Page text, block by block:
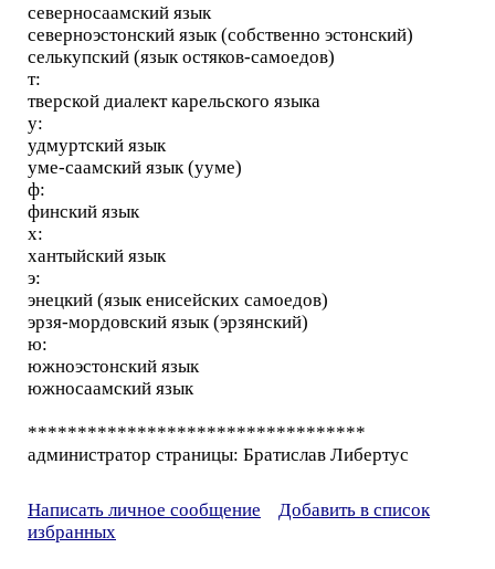
северносаамский язык
северноэстонский язык (собственно эстонский)
селькупский (язык остяков-самоедов)
т:
тверской диалект карельского языка
у:
удмуртский язык
уме-саамский язык (ууме)
ф:
финский язык
х:
хантыйский язык
э:
энецкий (язык енисейских самоедов)
эрзя-мордовский язык (эрзянский)
ю:
южноэстонский язык
южносаамский язык
**********************************
администратор страницы: Братислав Либертус
Написать личное сообщение
Добавить в список
избранных